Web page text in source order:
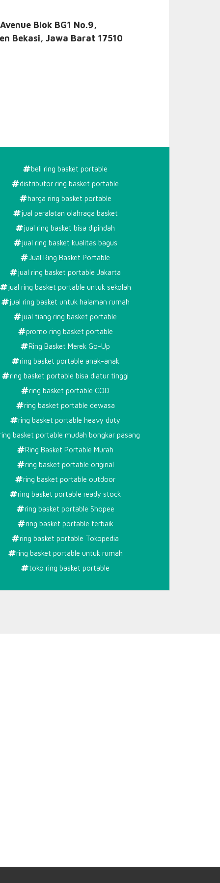
Blok BG1 No.9,
Bekasi, Jawa Barat 17510
beli ring basket portable
distributor ring basket portable
harga ring basket portable
jual peralatan olahraga basket
jual ring basket bisa dipindah
jual ring basket kualitas bagus
Jual Ring Basket Portable
jual ring basket portable Jakarta
jual ring basket portable untuk sekolah
jual ring basket untuk halaman rumah
jual tiang ring basket portable
promo ring basket portable
Ring Basket Merek Go-Up
ring basket portable anak-anak
ring basket portable bisa diatur tinggi
ring basket portable COD
ring basket portable dewasa
ring basket portable heavy duty
basket portable mudah bongkar pasang
Ring Basket Portable Murah
ring basket portable original
ring basket portable outdoor
ring basket portable ready stock
ring basket portable Shopee
ring basket portable terbaik
ring basket portable Tokopedia
ring basket portable untuk rumah
toko ring basket portable